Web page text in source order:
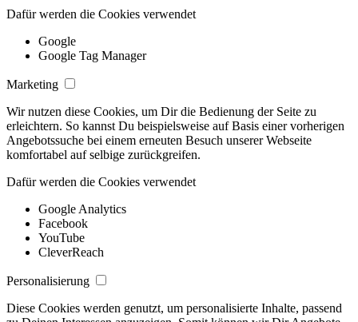
Dafür werden die Cookies verwendet
Google
Google Tag Manager
Marketing
Wir nutzen diese Cookies, um Dir die Bedienung der Seite zu
erleichtern. So kannst Du beispielsweise auf Basis einer vorherigen
Angebotssuche bei einem erneuten Besuch unserer Webseite
komfortabel auf selbige zurückgreifen.
Dafür werden die Cookies verwendet
Google Analytics
Facebook
YouTube
CleverReach
Personalisierung
Diese Cookies werden genutzt, um personalisierte Inhalte, passend